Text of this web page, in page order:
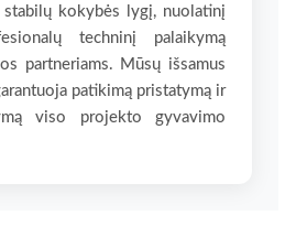
stabilų kokybės lygį, nuolatinį
techninį palaikymą
partneriams. Mūsų išsamus
patikimą pristatymą ir
viso projekto gyvavimo